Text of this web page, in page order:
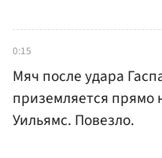
0:15
Мяч после удара
приземляется прямо
Уильямс. Повезло.